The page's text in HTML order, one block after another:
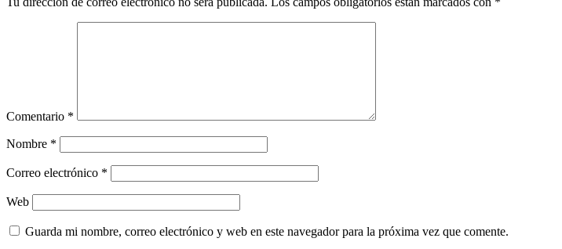
Comentario *
Nombre *
Correo electrónico *
Web
Guarda mi nombre, correo electrónico y web en este navegador para la próxima vez que comente.